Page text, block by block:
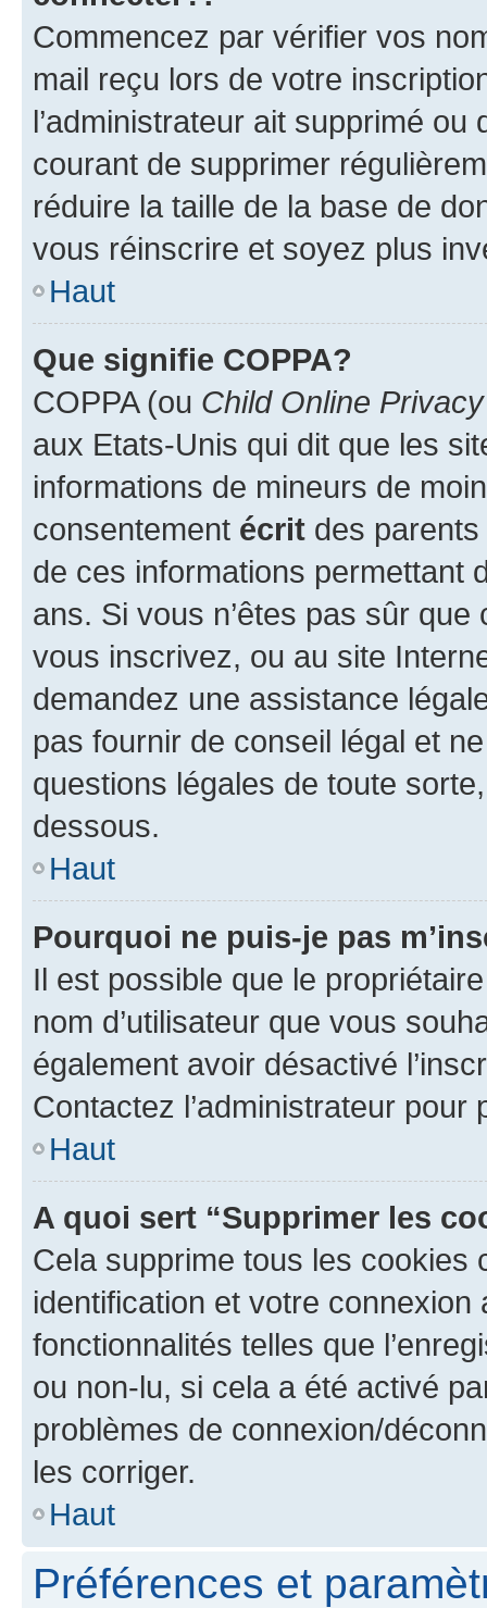
Commencez par vérifier vos
mail reçu lors de votre
l’administrateur ait supprimé
courant de supprimer
réduire la taille de la base de
vous réinscrire et soyez plus
Haut
Que signifie COPPA?
COPPA (ou Child Online
aux Etats-Unis qui dit que les
informations de mineurs de
consentement écrit des parents
de ces informations permettant
ans. Si vous n’êtes pas sûr
vous inscrivez, ou au site
demandez une assistance
pas fournir de conseil légal et
questions légales de toute
dessous.
Haut
Pourquoi ne puis-je pas
Il est possible que le
nom d’utilisateur que vous
également avoir désactivé
Contactez l’administrateur
Haut
A quoi sert “Supprimer les
Cela supprime tous les cookies
identification et votre
fonctionnalités telles que
ou non-lu, si cela a été activé
problèmes de connexion/
les corriger.
Haut
Préférences et